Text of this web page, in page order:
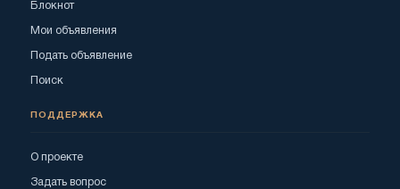
Блокнот
Мои объявления
Подать объявление
Поиск
ПОДДЕРЖКА
О проекте
Задать вопрос